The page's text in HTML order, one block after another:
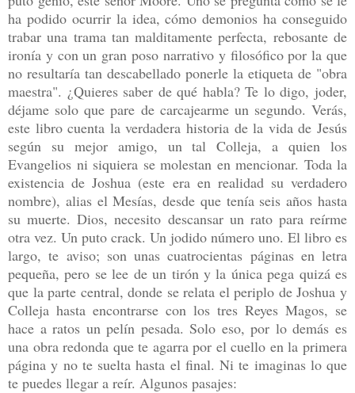
ha podido ocurrir la idea, cómo demonios ha conseguido
trabar una trama tan malditamente perfecta, rebosante de
ironía y con un gran poso narrativo y filosófico por la que
no resultaría tan descabellado ponerle la etiqueta de "obra
maestra". ¿Quieres saber de qué habla? Te lo digo, joder,
déjame solo que pare de carcajearme un segundo. Verás,
este libro cuenta la verdadera historia de la vida de Jesús
según su mejor amigo, un tal Colleja, a quien los
Evangelios ni siquiera se molestan en mencionar. Toda la
existencia de Joshua (este era en realidad su verdadero
nombre), alias el Mesías, desde que tenía seis años hasta
su muerte. Dios, necesito descansar un rato para reírme
otra vez. Un puto crack. Un jodido número uno. El libro es
largo, te aviso; son unas cuatrocientas páginas en letra
pequeña, pero se lee de un tirón y la única pega quizá es
que la parte central, donde se relata el periplo de Joshua y
Colleja hasta encontrarse con los tres Reyes Magos, se
hace a ratos un pelín pesada. Solo eso, por lo demás es
una obra redonda que te agarra por el cuello en la primera
página y no te suelta hasta el final. Ni te imaginas lo que
te puedes llegar a reír. Algunos pasajes: